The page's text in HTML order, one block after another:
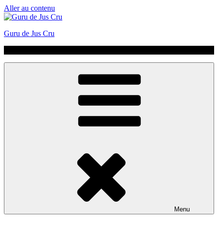
Aller au contenu
Guru de Jus Cru
Menu